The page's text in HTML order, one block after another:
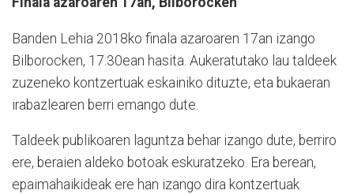
Banden Lehia 2018ko finala azaroaren 17an izango
Bilborocken, 17:30ean hasita. Aukeratutako lau taldeek
zuzeneko kontzertuak eskainiko dituzte, eta bukaeran
irabazlearen berri emango dute.
Taldeek publikoaren laguntza behar izango dute, berriro
ere, beraien aldeko botoak eskuratzeko. Era berean,
epaimahaikideak ere han izango dira kontzertuak